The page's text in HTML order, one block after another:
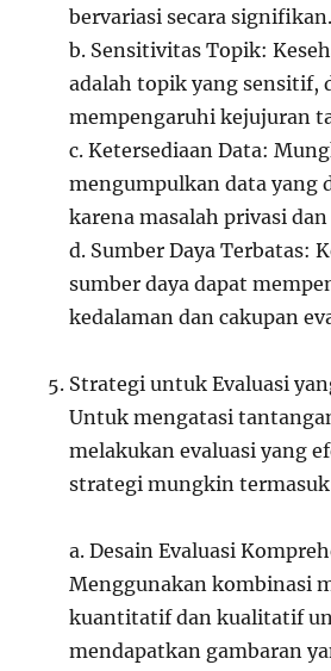
bervariasi secara signifikan.
b. Sensitivitas Topik:
adalah topik yang sensitif,
mempengaruhi kejujuran
c. Ketersediaan Data:
mengumpulkan data yang
karena masalah privasi
d. Sumber Daya Terbatas:
sumber daya dapat
kedalaman dan cakupan
Strategi untuk Evaluasi
Untuk mengatasi
melakukan evaluasi yang
strategi mungkin
a. Desain Evaluasi
Menggunakan kombinasi
kuantitatif dan kualitatif
mendapatkan gambaran